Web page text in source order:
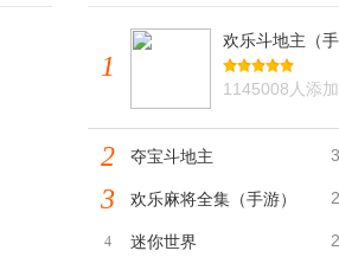
1
欢乐斗地主（手
1145008人添加
2 夺宝斗地主
3 欢乐麻将全集（手游）
4 迷你世界